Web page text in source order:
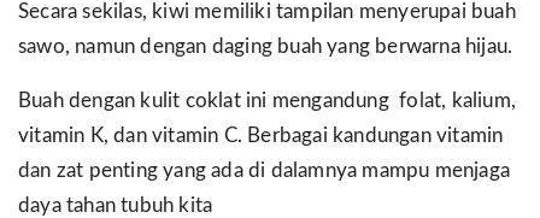
Secara sekilas, kiwi memiliki tampilan menyerupai buah
sawo, namun dengan daging buah yang berwarna hijau.
Buah dengan kulit coklat ini mengandung folat, kalium,
vitamin K, dan vitamin C. Berbagai kandungan vitamin
dan zat penting yang ada di dalamnya mampu menjaga
daya tahan tubuh kita